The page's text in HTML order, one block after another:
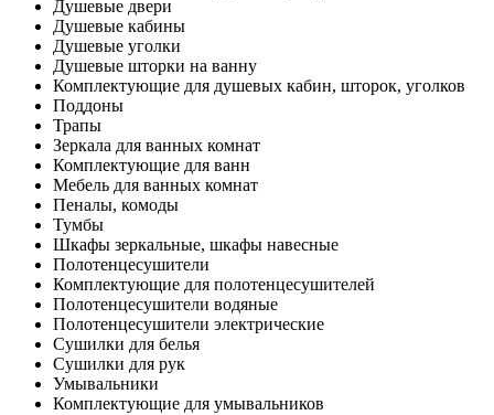
Душевые двери
Душевые кабины
Душевые уголки
Душевые шторки на ванну
Комплектующие для душевых кабин, шторок, уголков
Поддоны
Трапы
Зеркала для ванных комнат
Комплектующие для ванн
Мебель для ванных комнат
Пеналы, комоды
Тумбы
Шкафы зеркальные, шкафы навесные
Полотенцесушители
Комплектующие для полотенцесушителей
Полотенцесушители водяные
Полотенцесушители электрические
Сушилки для белья
Сушилки для рук
Умывальники
Комплектующие для умывальников